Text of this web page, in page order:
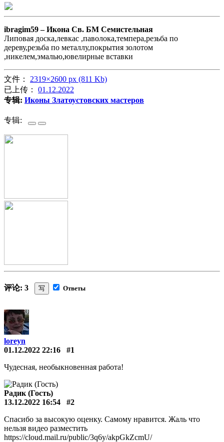
ibragim59 –Икона Св. БМ Семистельная
Липовая доска,левкас ,паволока,темпера,резьба по
дереву,резьба по металлу,покрытия золотом
,никелем,эмалью,ювелирные вставки
文件： 2319×2600 px (811 Kb)
已上传： 01.12.2022
专辑: Иконы Златоустовских мастеров
专辑:
评论: 3 写 Ответы
loreyn
01.12.2022 22:16
#1
Чудесная, необыкновенная работа!
Радик (Гость)
13.12.2022 16:54
#2
Спасибо за высокую оценку. Самому нравится. Жаль что
нельзя видео разместить
https://cloud.mail.ru/public/3q6y/akpGkZcmU/